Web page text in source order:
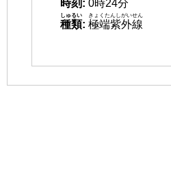
時刻 : 0時24分
種類
しゅるい
: 極端紫外線
きょくたんしがいせん